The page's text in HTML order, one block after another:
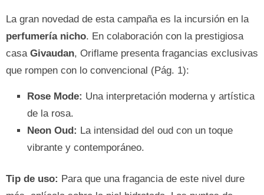
La gran novedad de esta campaña es la incursión en la
perfumería nicho. En colaboración con la prestigiosa
casa Givaudan, Oriflame presenta fragancias exclusivas
que rompen con lo convencional (Pág. 1):
Rose Mode: Una interpretación moderna y artística
de la rosa.
Neon Oud: La intensidad del oud con un toque
vibrante y contemporáneo.
Tip de uso: Para que una fragancia de este nivel dure